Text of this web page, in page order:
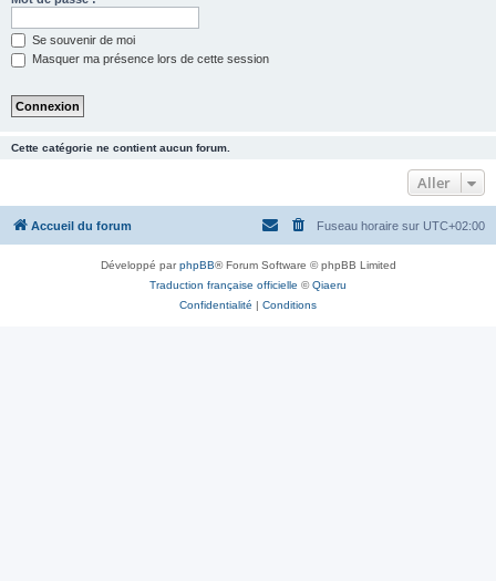
Se souvenir de moi
Masquer ma présence lors de cette session
Cette catégorie ne contient aucun forum.
Aller
Accueil du forum Fuseau horaire sur UTC+02:00
Développé parphpBB® Forum Software © phpBB Limited
Traduction française officielle ©Qiaeru
Confidentialité | Conditions